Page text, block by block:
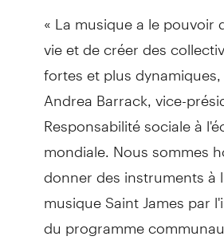
« La musique a le pouvoir
vie et de créer des
fortes et plus
Andrea Barrack, vice-
Responsabilité sociale à
mondiale. Nous sommes
donner des instruments à
musique Saint James par
du programme